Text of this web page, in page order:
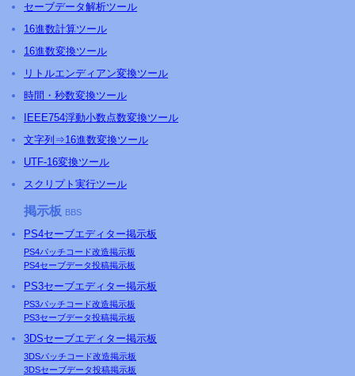
セーブデータ解析ツール
16進数計算ツール
16進数変換ツール
リトルエンディアン変換ツール
時間・秒数変換ツール
IEEE754浮動小数点数変換ツール
文字列⇒16進数変換ツール
UTF-16変換ツール
スクリプト実行ツール
掲示板 BBS
PS4セーブエディター掲示板
PS4パッチコード改造掲示板
PS4セーブデータ投稿掲示板
PS3セーブエディター掲示板
PS3パッチコード改造掲示板
PS3セーブデータ投稿掲示板
3DSセーブエディター掲示板
3DSパッチコード改造掲示板
3DSセーブデータ投稿掲示板